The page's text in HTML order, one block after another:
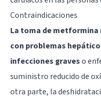
Contraindicaciones
La toma de metformina
con problemas
infecciones graveso
suministro reducido de
otra parte, la